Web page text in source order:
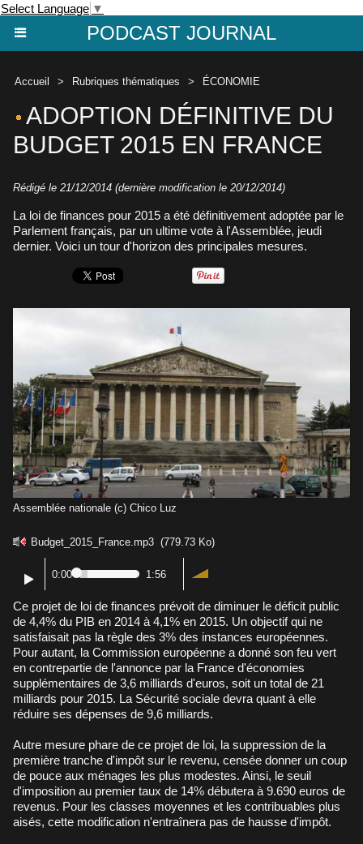
Select Language ▼
PODCAST JOURNAL
Accueil > Rubriques thématiques > ÉCONOMIE
ADOPTION DÉFINITIVE DU
BUDGET 2015 EN FRANCE
Rédigé le 21/12/2014 (dernière modification le 20/12/2014)
La loi de finances pour 2015 a été définitivement adoptée par le
Parlement français, par un ultime vote à l'Assemblée, jeudi
dernier. Voici un tour d'horizon des principales mesures.
Assemblée nationale (c) Chico Luz
Budget_2015_France.mp3 (779.73 Ko)
0:00 1:56
Ce projet de loi de finances prévoit de diminuer le déficit public
de 4,4% du PIB en 2014 à 4,1% en 2015. Un objectif qui ne
satisfaisait pas la règle des 3% des instances européennes.
Pour autant, la Commission européenne a donné son feu vert
en contrepartie de l'annonce par la France d'économies
supplémentaires de 3,6 milliards d'euros, soit un total de 21
milliards pour 2015. La Sécurité sociale devra quant à elle
réduire ses dépenses de 9,6 milliards.
Autre mesure phare de ce projet de loi, la suppression de la
première tranche d'impôt sur le revenu, censée donner un coup
de pouce aux ménages les plus modestes. Ainsi, le seuil
d'imposition au premier taux de 14% débutera à 9.690 euros de
revenus. Pour les classes moyennes et les contribuables plus
aisés, cette modification n'entraînera pas de hausse d'impôt.